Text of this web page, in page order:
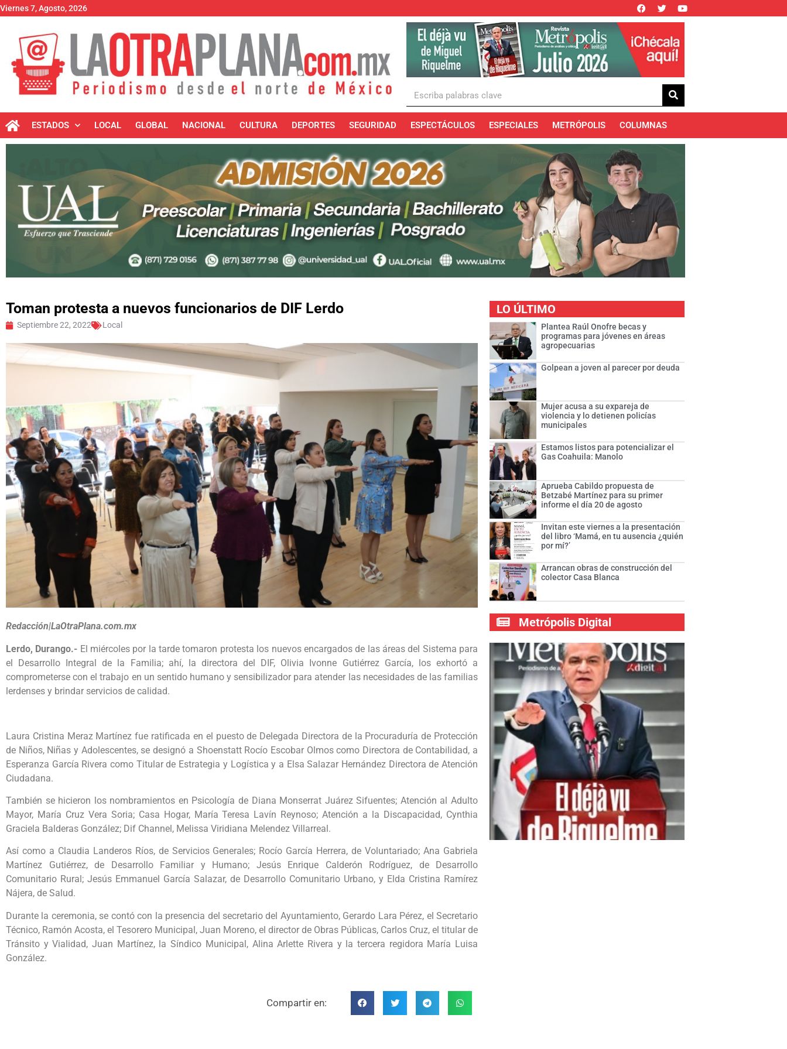
Viernes 7, Agosto, 2026
ESTADOS LOCAL GLOBAL NACIONAL CULTURA DEPORTES SEGURIDAD ESPECTÁCULOS ESPECIALES METRÓPOLIS COLUMNAS
Toman protesta a nuevos funcionarios de DIF Lerdo
Septiembre 22, 2022 Local
Redacción|LaOtraPlana.com.mx
Lerdo, Durango.- El miércoles por la tarde tomaron protesta los nuevos encargados de las áreas del Sistema para
el Desarrollo Integral de la Familia; ahí, la directora del DIF, Olivia Ivonne Gutiérrez García, los exhortó a
comprometerse con el trabajo en un sentido humano y sensibilizador para atender las necesidades de las familias
lerdenses y brindar servicios de calidad.
Laura Cristina Meraz Martínez fue ratificada en el puesto de Delegada Directora de la Procuraduría de Protección
de Niños, Niñas y Adolescentes, se designó a Shoenstatt Rocío Escobar Olmos como Directora de Contabilidad, a
Esperanza García Rivera como Titular de Estrategia y Logística y a Elsa Salazar Hernández Directora de Atención
Ciudadana.
También se hicieron los nombramientos en Psicología de Diana Monserrat Juárez Sifuentes; Atención al Adulto
Mayor, María Cruz Vera Soria; Casa Hogar, María Teresa Lavín Reynoso; Atención a la Discapacidad, Cynthia
Graciela Balderas González; Dif Channel, Melissa Viridiana Melendez Villarreal.
Así como a Claudia Landeros Ríos, de Servicios Generales; Rocío García Herrera, de Voluntariado; Ana Gabriela
Martínez Gutiérrez, de Desarrollo Familiar y Humano; Jesús Enrique Calderón Rodríguez, de Desarrollo
Comunitario Rural; Jesús Emmanuel García Salazar, de Desarrollo Comunitario Urbano, y Elda Cristina Ramírez
Nájera, de Salud.
Durante la ceremonia, se contó con la presencia del secretario del Ayuntamiento, Gerardo Lara Pérez, el Secretario
Técnico, Ramón Acosta, el Tesorero Municipal, Juan Moreno, el director de Obras Públicas, Carlos Cruz, el titular de
Tránsito y Vialidad, Juan Martínez, la Síndico Municipal, Alina Arlette Rivera y la tercera regidora María Luisa
González.
Compartir en:
LO ÚLTIMO
Plantea Raúl Onofre becas y
programas para jóvenes en áreas
agropecuarias
Golpean a joven al parecer por deuda
Mujer acusa a su expareja de
violencia y lo detienen policías
municipales
Estamos listos para potencializar el
Gas Coahuila: Manolo
Aprueba Cabildo propuesta de
Betzabé Martínez para su primer
informe el día 20 de agosto
Invitan este viernes a la presentación
del libro ‘Mamá, en tu ausencia ¿quién
por mí?’
Arrancan obras de construcción del
colector Casa Blanca
Metrópolis Digital